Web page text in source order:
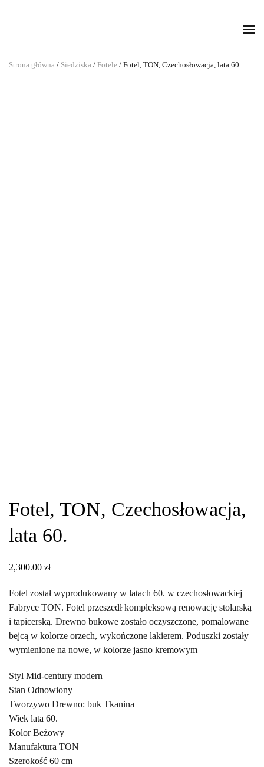
Strona główna / Siedziska / Fotele / Fotel, TON, Czechosłowacja, lata 60.
Fotel, TON, Czechosłowacja,
lata 60.
2,300.00 zł
Fotel został wyprodukowany w latach 60. w czechosłowackiej
Fabryce TON. Fotel przeszedł kompleksową renowację stolarską
i tapicerską. Drewno bukowe zostało oczyszczone, pomalowane
bejcą w kolorze orzech, wykończone lakierem. Poduszki zostały
wymienione na nowe, w kolorze jasno kremowym
Styl Mid-century modern
Stan Odnowiony
Tworzywo Drewno: buk Tkanina
Wiek lata 60.
Kolor Beżowy
Manufaktura TON
Szerokość 60 cm